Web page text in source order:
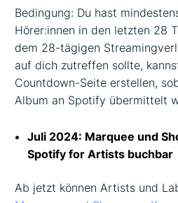
Bedingung: Du hast
Hörer:innen in den letzten 28
dem 28-tägigen
auf dich zutreffen sollte,
Countdown-Seite erstellen,
Album an Spotify übermittelt
Juli 2024: Marquee und
Spotify for Artists buchbar
Ab jetzt können Artists und